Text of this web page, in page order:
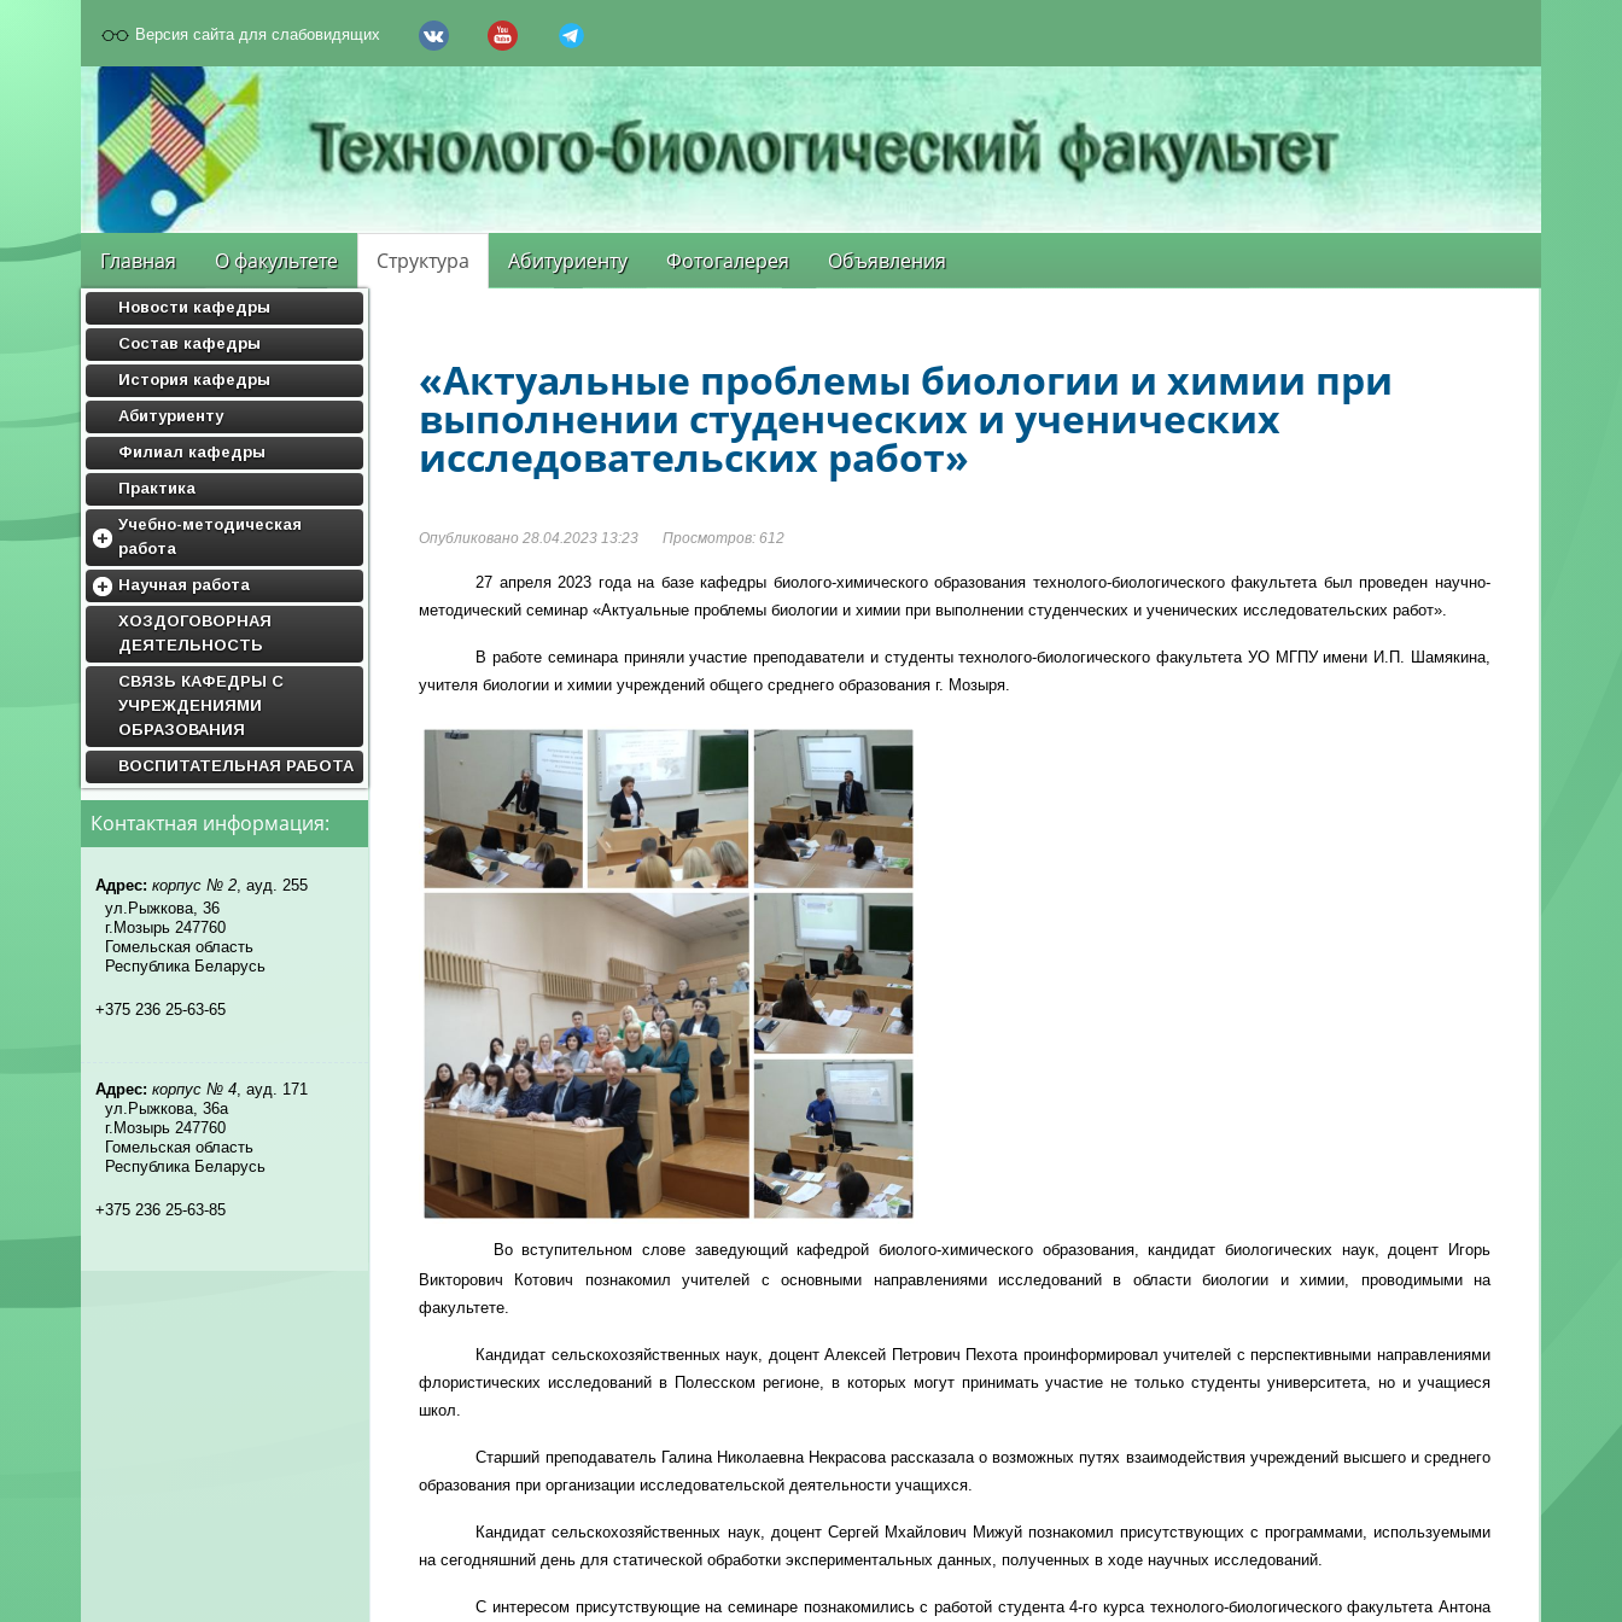
Версия сайта для слабовидящих
Главная О факультете Структура Абитуриенту Фотогалерея Объявления
«Актуальные проблемы биологии и химии при
выполнении студенческих и ученических
исследовательских работ»
Опубликовано 28.04.2023 13:23 Просмотров: 612
27 апреля 2023 года на базе кафедры биолого-химического образования технолого-биологического факультета был проведен научно-
методический семинар «Актуальные проблемы биологии и химии при выполнении студенческих и ученических исследовательских работ».
В работе семинара приняли участие преподаватели и студенты технолого-биологического факультета УО МГПУ имени И.П. Шамякина,
учителя биологии и химии учреждений общего среднего образования г. Мозыря.
Во вступительном слове заведующий кафедрой биолого-химического образования, кандидат биологических наук, доцент Игорь
Викторович Котович познакомил учителей с основными направлениями исследований в области биологии и химии, проводимыми на
факультете.
Кандидат сельскохозяйственных наук, доцент Алексей Петрович Пехота проинформировал учителей с перспективными направлениями
флористических исследований в Полесском регионе, в которых могут принимать участие не только студенты университета, но и учащиеся
школ.
Старший преподаватель Галина Николаевна Некрасова рассказала о возможных путях взаимодействия учреждений высшего и среднего
образования при организации исследовательской деятельности учащихся.
Кандидат сельскохозяйственных наук, доцент Сергей Мхайлович Мижуй познакомил присутствующих с программами, используемыми
на сегодняшний день для статической обработки экспериментальных данных, полученных в ходе научных исследований.
С интересом присутствующие на семинаре познакомились с работой студента 4-го курса технолого-биологического факультета Антона
Новости кафедры
Состав кафедры
История кафедры
Абитуриенту
Филиал кафедры
Практика
Учебно-методическая
работа
Дисциплины кафедры
Учебные программы
Методические материалы
Научная работа
Научно-исследовательская
работа студентов
Научная работа
ХОЗДОГОВОРНАЯ
ДЕЯТЕЛЬНОСТЬ
СВЯЗЬ КАФЕДРЫ С
УЧРЕЖДЕНИЯМИ
ОБРАЗОВАНИЯ
ВОСПИТАТЕЛЬНАЯ РАБОТА
Контактная информация:
Адрес: корпус № 2, ауд. 255
ул.Рыжкова, 36
г.Мозырь 247760
Гомельская область
Республика Беларусь
+375 236 25-63-65
Адрес: корпус № 4, ауд. 171
ул.Рыжкова, 36а
г.Мозырь 247760
Гомельская область
Республика Беларусь
+375 236 25-63-85